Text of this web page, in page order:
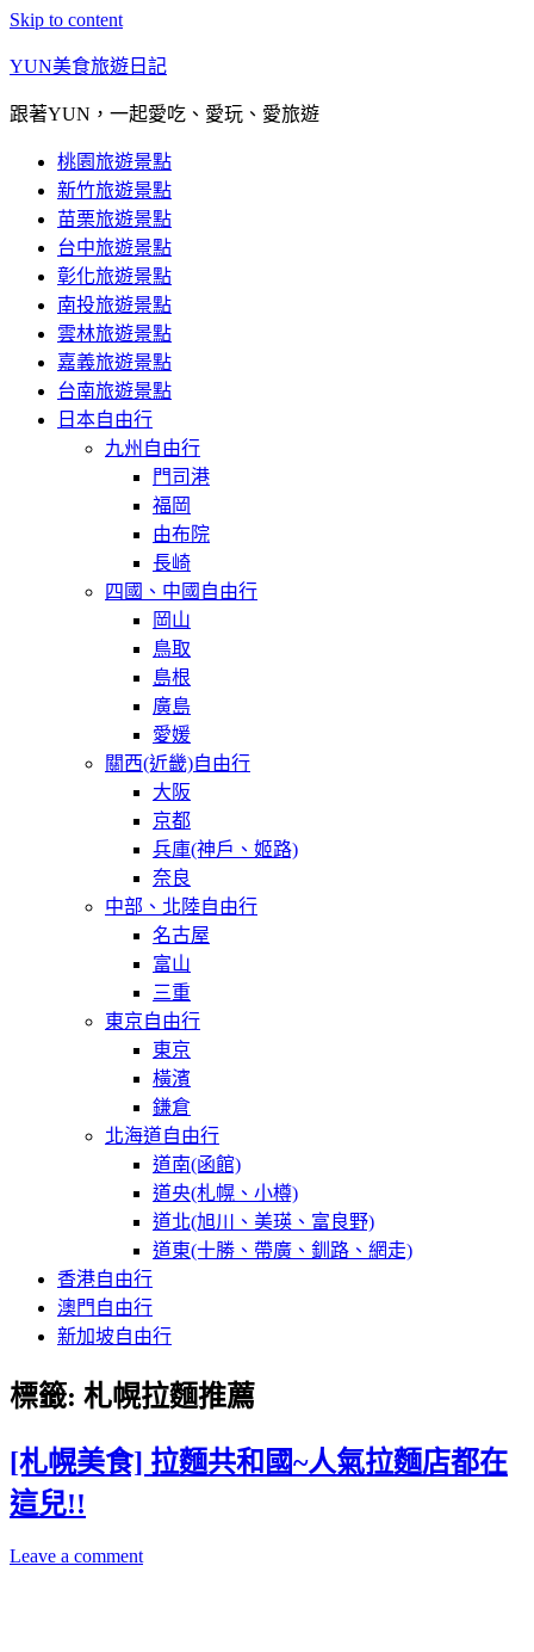
Skip to content
YUN美食旅遊日記
跟著YUN，一起愛吃、愛玩、愛旅遊
桃園旅遊景點
新竹旅遊景點
苗栗旅遊景點
台中旅遊景點
彰化旅遊景點
南投旅遊景點
雲林旅遊景點
嘉義旅遊景點
台南旅遊景點
日本自由行
九州自由行
門司港
福岡
由布院
長崎
四國、中國自由行
岡山
鳥取
島根
廣島
愛媛
關西(近畿)自由行
大阪
京都
兵庫(神戶、姬路)
奈良
中部、北陸自由行
名古屋
富山
三重
東京自由行
東京
橫濱
鎌倉
北海道自由行
道南(函館)
道央(札幌、小樽)
道北(旭川、美瑛、富良野)
道東(十勝、帶廣、釧路、網走)
香港自由行
澳門自由行
新加坡自由行
標籤: 札幌拉麵推薦
[札幌美食] 拉麵共和國~人氣拉麵店都在
這兒!!
Leave a comment